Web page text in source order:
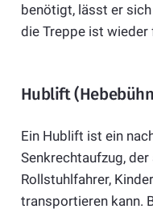
benötigt, lässt er
die Treppe ist wieder
Hublift
Ein Hublift ist ein
Senkrechtaufzug,
Rollstuhlfahrer,
transportieren kann.